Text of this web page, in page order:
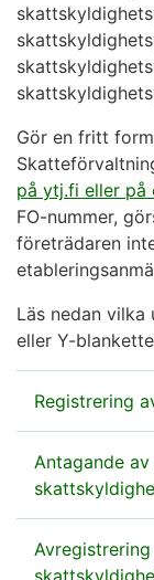
Gör en fritt
på ytj.fi eller på
FO-nummer,
företrädaren
Läs nedan
eller Y-
Registrering
företagens
sökanden
önskat
Antagande